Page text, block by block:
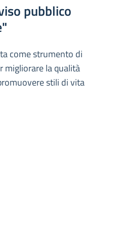
pubblico
come strumento di
migliorare la qualità
stili di vita